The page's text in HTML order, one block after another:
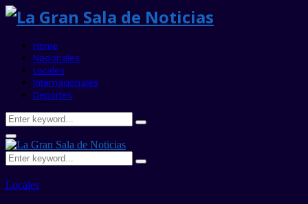
Home
Nacionales
Locales
Internacionales
Deportes
Search
for:
Search
Primary
Menu
Search
for:
Search
Locales